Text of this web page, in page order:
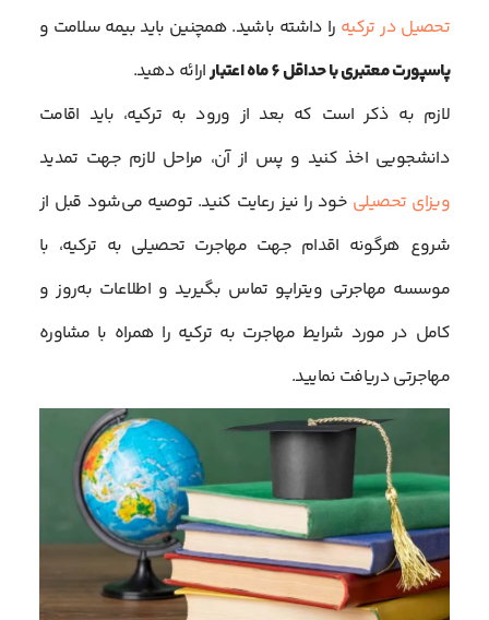
تحصیل در ترکیه را داشته باشید. همچنین باید بیمه سلامت و
پاسپورت معتبری با حداقل 6 ماه اعتبار
ارائه دهید.
لازم به ذکر است که بعد از ورود به ترکیه، باید اقامت
دانشجویی اخذ کنید و پس از آن، مراحل لازم جهت تمدید
ویزای تحصیلی خود را نیز رعایت کنید. توصیه می‌شود قبل از
شروع هرگونه اقدام جهت مهاجرت تحصیلی به ترکیه، با
موسسه مهاجرتی ویتراپو تماس بگیرید و اطلاعات به‌روز و
کامل در مورد شرایط مهاجرت به ترکیه را همراه با مشاوره
مهاجرتی دریافت نمایید.